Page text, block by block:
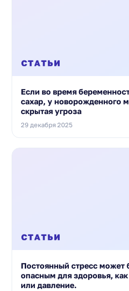
Если во время
сахар, у новорожденного
скрытая угроза
29 декабря 2025
Постоянный стресс может
опасным для здоровья,
или давление.